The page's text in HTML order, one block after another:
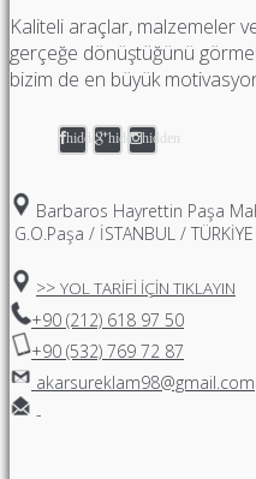
Kaliteli araçlar, malzemeler
gerçeğe dönüştüğünü
bizim de en büyük
hidden hiddenhidden
Barbaros Hayrettin Paşa
G.O.Paşa / İSTANBUL / TÜRKİYE
>> YOL TARİFİ İÇİN TIKLAYIN
+90 (212) 618 97 50
+90 (532) 769 72 87
akarsureklam98@gmail.com
-